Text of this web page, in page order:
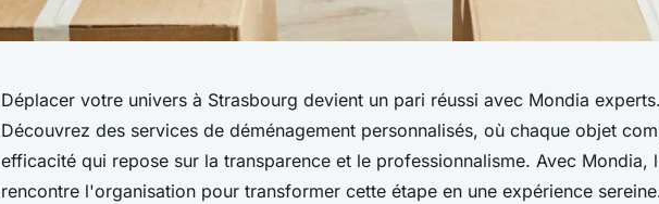
Déplacer votre univers à Strasbourg devient un pari réussi avec Mondia experts.
Découvrez des services de déménagement personnalisés, où chaque objet
efficacité qui repose sur la transparence et le professionnalisme. Avec Mondia,
rencontre l'organisation pour transformer cette étape en une expérience